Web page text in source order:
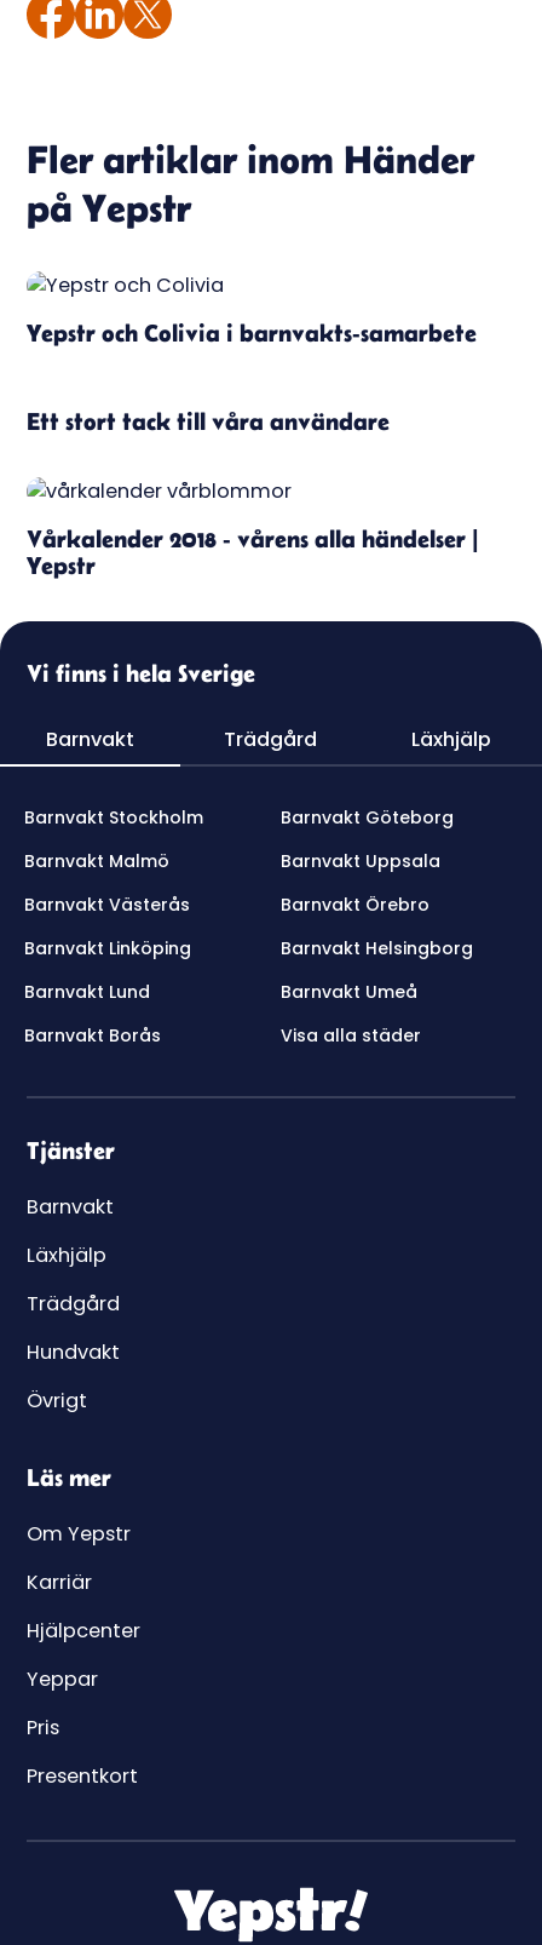
Fler artiklar inom Händer
på Yepstr
Yepstr och Colivia i barnvakts-samarbete
Ett stort tack till våra användare
Vårkalender 2018 - vårens alla händelser |
Yepstr
Vi finns i hela Sverige
Barnvakt Trädgård Läxhjälp
Barnvakt Stockholm
Barnvakt Göteborg
Barnvakt Malmö
Barnvakt Uppsala
Barnvakt Västerås
Barnvakt Örebro
Barnvakt Linköping
Barnvakt Helsingborg
Barnvakt Lund
Barnvakt Umeå
Barnvakt Borås
Visa alla städer
Tjänster
Barnvakt
Läxhjälp
Trädgård
Hundvakt
Övrigt
Läs mer
Om Yepstr
Karriär
Hjälpcenter
Yeppar
Pris
Presentkort